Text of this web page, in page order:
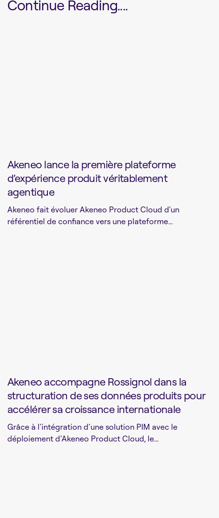
Continue Reading....
Akeneo lance la première plateforme
d’expérience produit véritablement
agentique
Akeneo fait évoluer Akeneo Product Cloud d'un
référentiel de confiance vers une plateforme...
Akeneo accompagne Rossignol dans la
structuration de ses données produits pour
accélérer sa croissance internationale
Grâce à l’intégration d’une solution PIM avec le
déploiement d’Akeneo Product Cloud, le...